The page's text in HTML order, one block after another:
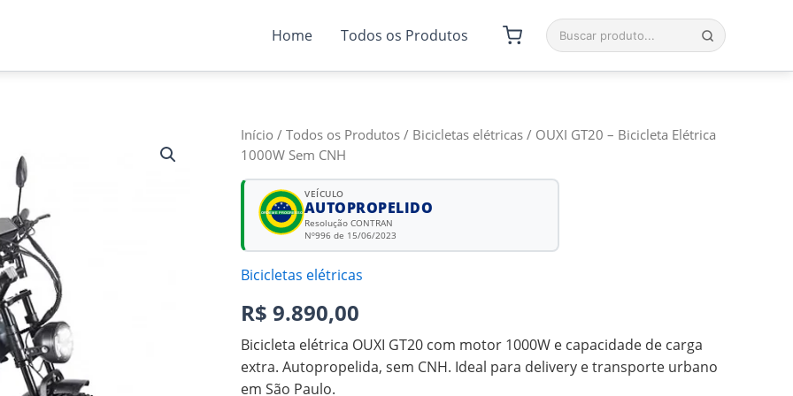
Home Todos os Produtos
Início / Todos os Produtos / Bicicletas elétricas / OUXI GT20 – Bicicleta Elétrica
1000W Sem CNH
ORDEM E PROGRESSO
VEÍCULO
AUTOPROPELIDO
Resolução CONTRAN
Nº996 de 15/06/2023
Bicicletas elétricas
R$ 9.890,00
Bicicleta elétrica OUXI GT20 com motor 1000W e capacidade de carga
extra. Autopropelida, sem CNH. Ideal para delivery e transporte urbano
em São Paulo.
OUXI
GT20
Bicicleta
Elétrica
1000W
CNH
quantidade